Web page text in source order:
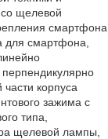
щелевой
смартфона
для смартфона,
части корпуса
зажима с
типа,
щелевой лампы,